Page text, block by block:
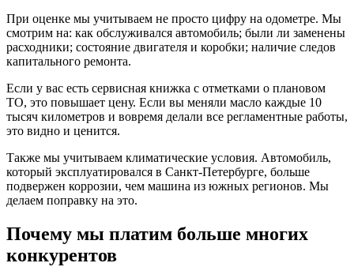
При оценке мы учитываем не просто цифру на одометре. Мы
смотрим на: как обслуживался автомобиль; были ли заменены
расходники; состояние двигателя и коробки; наличие следов
капитального ремонта.
Если у вас есть сервисная книжка с отметками о плановом
ТО, это повышает цену. Если вы меняли масло каждые 10
тысяч километров и вовремя делали все регламентные работы,
это видно и ценится.
Также мы учитываем климатические условия. Автомобиль,
который эксплуатировался в Санкт-Петербурге, больше
подвержен коррозии, чем машина из южных регионов. Мы
делаем поправку на это.
Почему мы платим больше многих
конкурентов